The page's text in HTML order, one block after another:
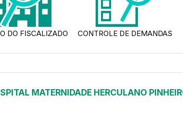
DO FISCALIZADO CONTROLE DE DEMANDAS
MATERNIDADE HERCULANO